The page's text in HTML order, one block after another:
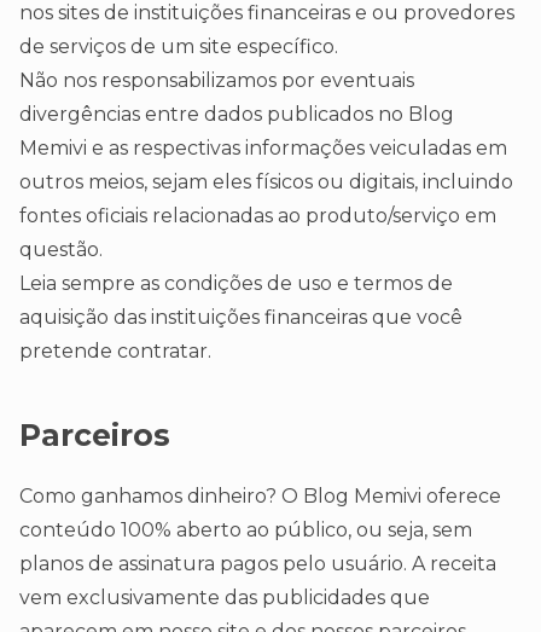
nos sites de instituições financeiras e ou provedores
de serviços de um site específico.
Não nos responsabilizamos por eventuais
divergências entre dados publicados no Blog
Memivi e as respectivas informações veiculadas em
outros meios, sejam eles físicos ou digitais, incluindo
fontes oficiais relacionadas ao produto/serviço em
questão.
Leia sempre as condições de uso e termos de
aquisição das instituições financeiras que você
pretende contratar.
Parceiros
Como ganhamos dinheiro? O Blog Memivi oferece
conteúdo 100% aberto ao público, ou seja, sem
planos de assinatura pagos pelo usuário. A receita
vem exclusivamente das publicidades que